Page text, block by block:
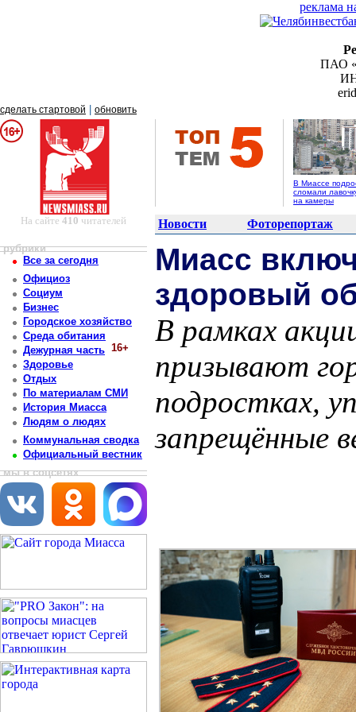
реклама
ПАО
сделать стартовой обновить
В Миассе
сломали
на камеры
На сайте 410 читателей Новости Фоторепортаж
рубрики
Все за сегодня
Официоз
Социум
Бизнес
Городское хозяйство
Среда обитания
Дежурная часть 16+
Здоровье
Отдых
По материалам СМИ
История Миасса
Людям о людях
Коммунальная сводка
Официальный вестник
мы в соцсетях
Миасс
здоровый
В рамках
призывают
подростках,
запрещённые